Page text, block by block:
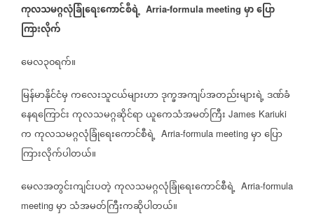
ကုလသမဂ္ဂလုံခြုံရေးကောင်စီရဲ့ Arria-formula meeting မှာပြော
ကြားလိုက်
မေလ၃၀ရက်။
မြန်မာနိုင်ငံမှကလေးသူငယ်များဟာဒုက္ခအကျပ်အတည်းများရဲ့ဒဏ်ခံ
နေရကြောင်းကုလသမဂ္ဂဆိုင်ရာယူကေသံအမတ်ကြီး James Kariuki
ကကုလသမဂ္ဂလုံခြုံရေးကောင်စီရဲ့ Arria-formula meeting မှာပြော
ကြားလိုက်ပါတယ်။
မေလအတွင်းကျင်းပတဲ့ကုလသမဂ္ဂလုံခြုံရေးကောင်စီရဲ့ Arria-formula
meeting မှာသံအမတ်ကြီးကဆိုပါတယ်။